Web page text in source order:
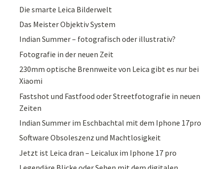
Die smarte Leica Bilderwelt
Das Meister Objektiv System
Indian Summer – fotografisch oder illustrativ?
Fotografie in der neuen Zeit
230mm optische Brennweite von Leica gibt es nur bei
Xiaomi
Fastshot und Fastfood oder Streetfotografie in neuen
Zeiten
Indian Summer im Eschbachtal mit dem Iphone 17pro
Software Obsoleszenz und Machtlosigkeit
Jetzt ist Leica dran – Leicalux im Iphone 17 pro